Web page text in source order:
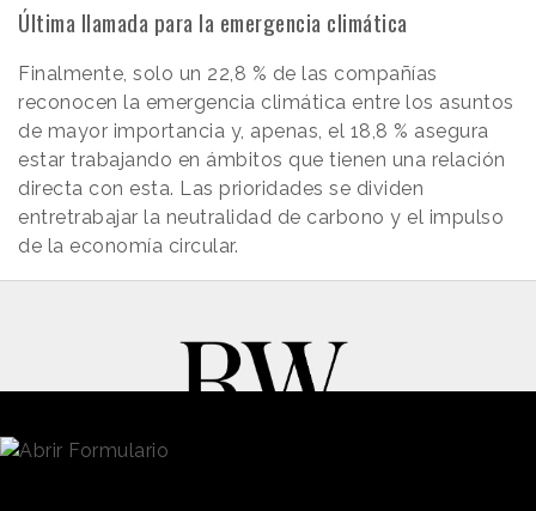
Última llamada para la emergencia climática
Finalmente, solo un 22,8 % de las compañías
reconocen la emergencia climática entre los asuntos
de mayor importancia y, apenas, el 18,8 % asegura
estar trabajando en ámbitos que tienen una relación
directa con esta. Las prioridades se dividen
entretrabajar la neutralidad de carbono y el impulso
de la economía circular.